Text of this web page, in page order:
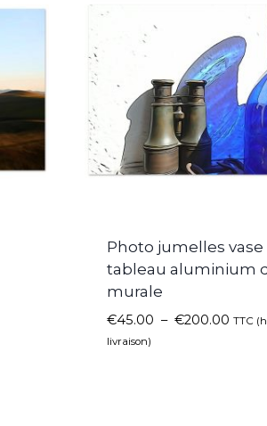
Photo jumelles vase
tableau aluminium
murale
€45.00 – €200.00 TTC
livraison)